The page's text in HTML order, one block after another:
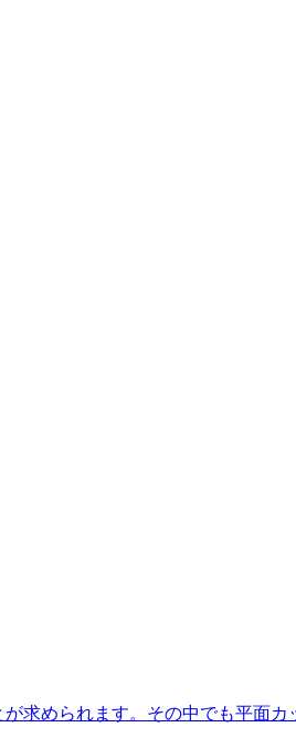
求められます。その中でも平面